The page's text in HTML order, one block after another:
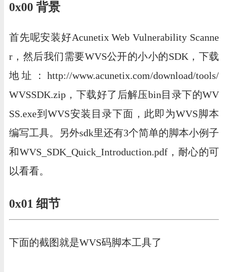
0x00 背景
首先呢安装好Acunetix Web Vulnerability Scanne
r，然后我们需要WVS公开的小小的SDK，下载
地址：http://www.acunetix.com/download/tools/
WVSSDK.zip，下载好了后解压bin目录下的WV
SS.exe到WVS安装目录下面，此即为WVS脚本
编写工具。另外sdk里还有3个简单的脚本小例子
和WVS_SDK_Quick_Introduction.pdf，耐心的可
以看看。
0x01 细节
下面的截图就是WVS码脚本工具了